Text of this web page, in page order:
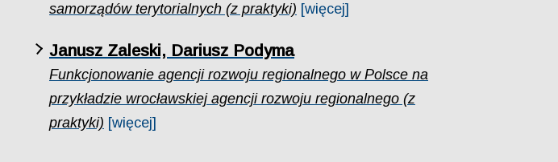
samorządów terytorialnych (z praktyki) [więcej]
Janusz Zaleski, Dariusz Podyma
Funkcjonowanie agencji rozwoju regionalnego w Polsce na
przykładzie wrocławskiej agencji rozwoju regionalnego (z
praktyki) [więcej]